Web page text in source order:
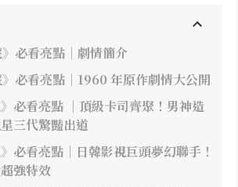
》必看亮點｜劇情簡介
》必看亮點｜1960 年原作劇情大公開
》必看亮點 ｜頂級卡司齊聚！男神造
三代驚豔出道
必看亮點｜日韓影視巨頭夢幻聯手！
強特效